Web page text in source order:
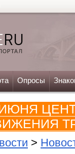
Опросы
>